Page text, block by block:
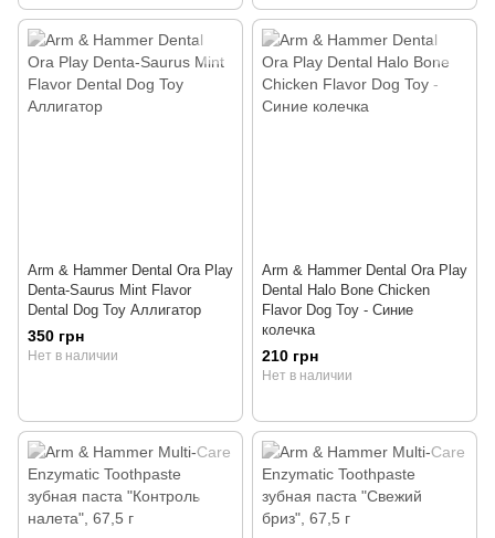
Arm & Hammer Dental Ora Play
Denta-Saurus Mint Flavor
Dental Dog Toy Аллигатор
350 грн
Нет в наличии
Arm & Hammer Dental Ora Play
Dental Halo Bone Chicken
Flavor Dog Toy - Синие
колечка
210 грн
Нет в наличии